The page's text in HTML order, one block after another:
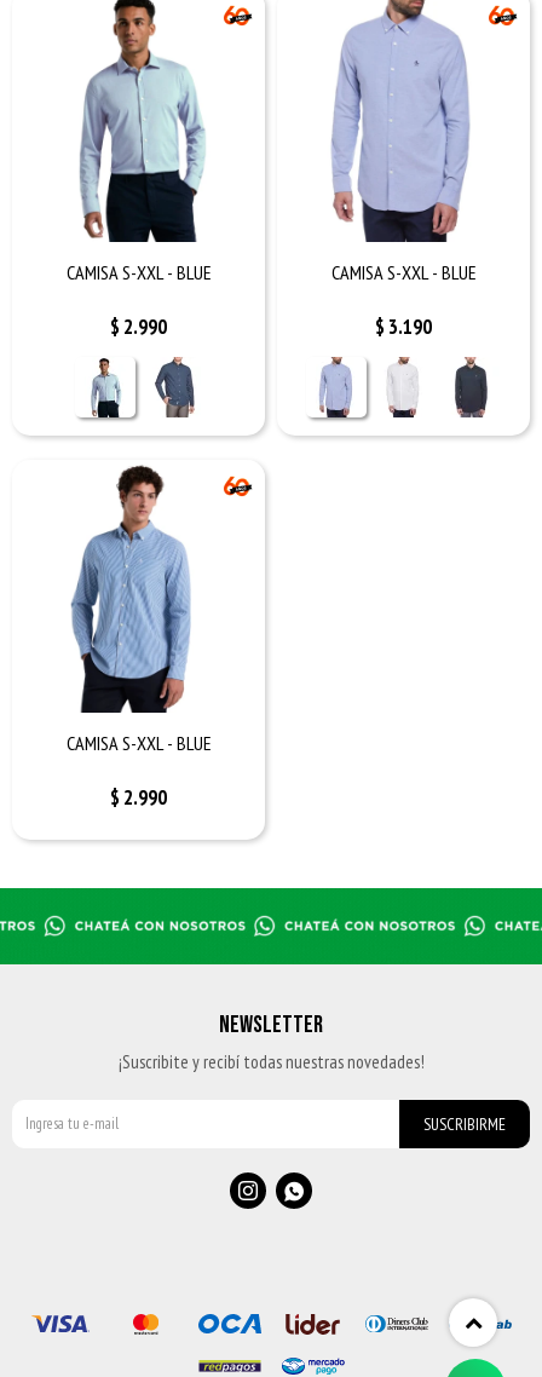
CAMISA S-XXL - BLUE
$ 2.990
CAMISA S-XXL - BLUE
$ 3.190
CAMISA S-XXL - BLUE
$ 2.990
NEWSLETTER
¡Suscribite y recibí todas nuestras novedades!
SUSCRIBIRME
 